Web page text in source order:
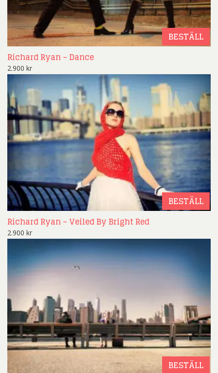
BESTÄLL
Richard Ryan – Dance
2.900 kr
BESTÄLL
Richard Ryan – Veiled By Bright Red
2.900 kr
BESTÄLL